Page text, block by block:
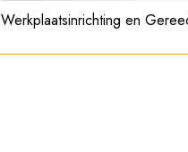
Werkplaatsinrichting en